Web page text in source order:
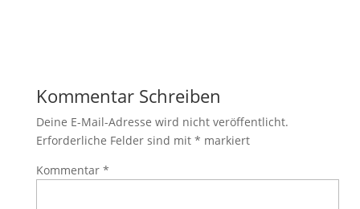
Kommentar Schreiben
Deine E-Mail-Adresse wird nicht veröffentlicht.
Erforderliche Felder sind mit * markiert
Kommentar *